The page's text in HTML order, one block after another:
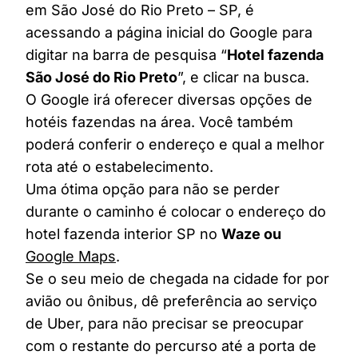
em São José do Rio Preto – SP, é
acessando a página inicial do Google para
digitar na barra de pesquisa “Hotel fazenda
São José do Rio Preto”, e clicar na busca.
O Google irá oferecer diversas opções de
hotéis fazendas na área. Você também
poderá conferir o endereço e qual a melhor
rota até o estabelecimento.
Uma ótima opção para não se perder
durante o caminho é colocar o endereço do
hotel fazenda interior SP no Waze ou
Google Maps.
Se o seu meio de chegada na cidade for por
avião ou ônibus, dê preferência ao serviço
de Uber, para não precisar se preocupar
com o restante do percurso até a porta de